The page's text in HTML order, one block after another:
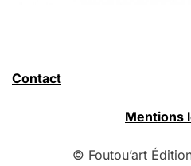
Contact
Mentions
© Foutou’art